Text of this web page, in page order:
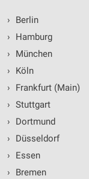
›
Berlin
›
Hamburg
›
München
›
Köln
›
Frankfurt (Main)
› Stuttgart
›
Dortmund
›
Düsseldorf
›
Essen
›
Bremen